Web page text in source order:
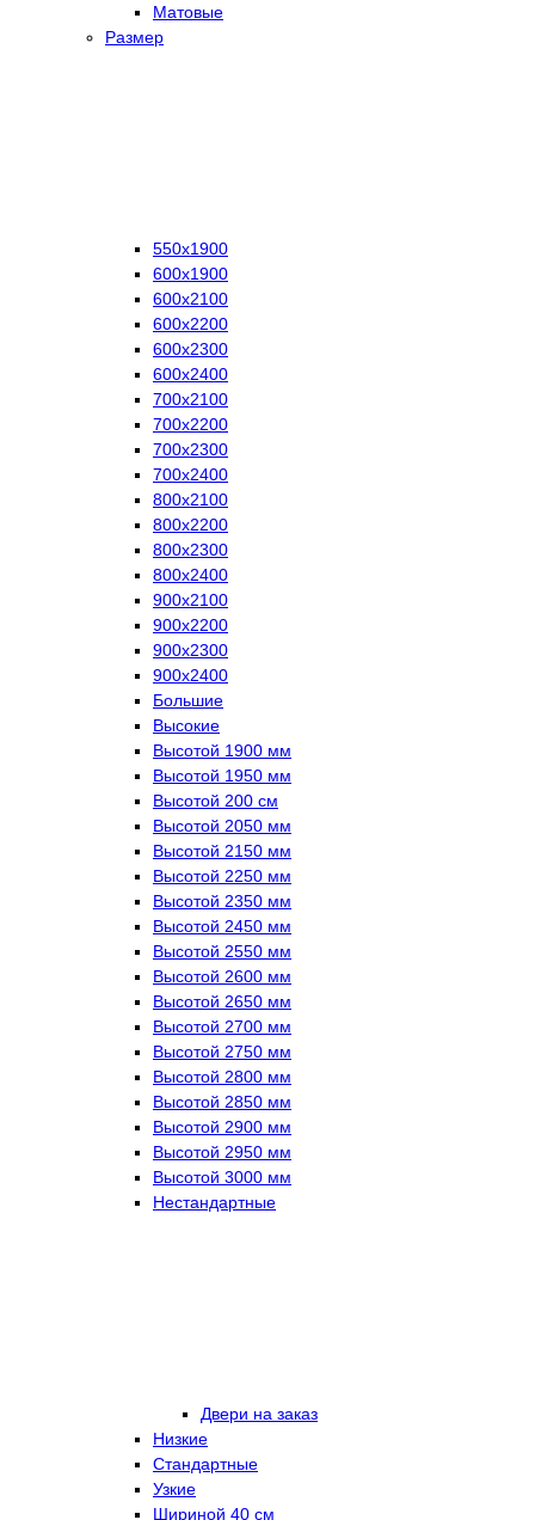
Матовые
Размер
550х1900
600х1900
600х2100
600х2200
600х2300
600х2400
700х2100
700х2200
700х2300
700х2400
800х2100
800х2200
800х2300
800х2400
900х2100
900х2200
900х2300
900х2400
Большие
Высокие
Высотой 1900 мм
Высотой 1950 мм
Высотой 200 см
Высотой 2050 мм
Высотой 2150 мм
Высотой 2250 мм
Высотой 2350 мм
Высотой 2450 мм
Высотой 2550 мм
Высотой 2600 мм
Высотой 2650 мм
Высотой 2700 мм
Высотой 2750 мм
Высотой 2800 мм
Высотой 2850 мм
Высотой 2900 мм
Высотой 2950 мм
Высотой 3000 мм
Нестандартные
Двери на заказ
Низкие
Стандартные
Узкие
Шириной 40 см